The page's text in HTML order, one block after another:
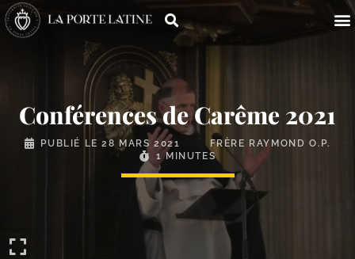
Conférences de Carême 2021
PUBLIÉ LE28 MARS 2021
FRÈRE RAYMOND O.P.
1 MINUTES